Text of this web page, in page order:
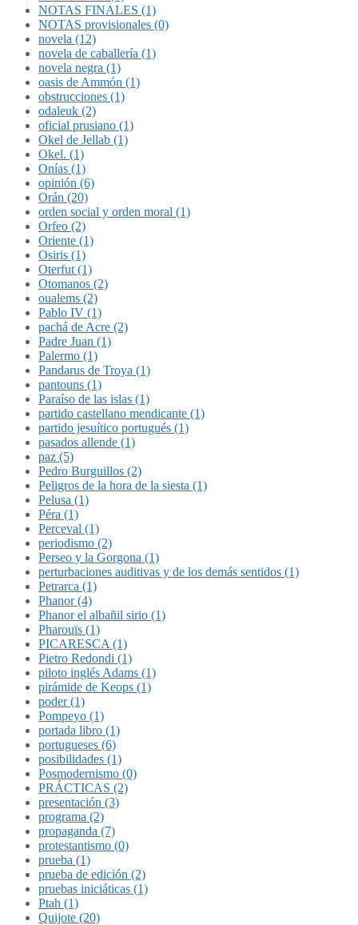
NOTAS FINALES (1)
NOTAS provisionales (0)
novela (12)
novela de caballería (1)
novela negra (1)
oasis de Ammón (1)
obstrucciones (1)
odaleuk (2)
oficial prusiano (1)
Okel de Jellab (1)
Okel. (1)
Onías (1)
opinión (6)
Orán (20)
orden social y orden moral (1)
Orfeo (2)
Oriente (1)
Osiris (1)
Oterfut (1)
Otomanos (2)
oualems (2)
Pablo IV (1)
pachá de Acre (2)
Padre Juan (1)
Palermo (1)
Pandarus de Troya (1)
pantouns (1)
Paraíso de las islas (1)
partido castellano mendicante (1)
partido jesuítico portugués (1)
pasados allende (1)
paz (5)
Pedro Burguillos (2)
Peligros de la hora de la siesta (1)
Pelusa (1)
Péra (1)
Perceval (1)
periodismo (2)
Perseo y la Gorgona (1)
perturbaciones auditivas y de los demás sentidos (1)
Petrarca (1)
Phanor (4)
Phanor el albañil sirio (1)
Pharouïs (1)
PICARESCA (1)
Pietro Redondi (1)
piloto inglés Adams (1)
pirámide de Keops (1)
poder (1)
Pompeyo (1)
portada libro (1)
portugueses (6)
posibilidades (1)
Posmodernismo (0)
PRÁCTICAS (2)
presentación (3)
programa (2)
propaganda (7)
protestantismo (0)
prueba (1)
prueba de edición (2)
pruebas iniciáticas (1)
Ptah (1)
Quijote (20)